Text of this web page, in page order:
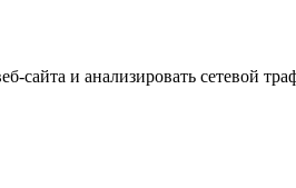
сайта и анализировать сетевой